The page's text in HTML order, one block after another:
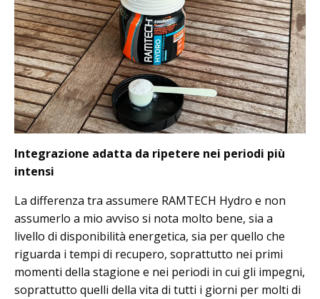
Integrazione adatta da ripetere nei periodi più
intensi
La differenza tra assumere RAMTECH Hydro e non
assumerlo a mio avviso si nota molto bene, sia a
livello di disponibilità energetica, sia per quello che
riguarda i tempi di recupero, soprattutto nei primi
momenti della stagione e nei periodi in cui gli impegni,
soprattutto quelli della vita di tutti i giorni per molti di